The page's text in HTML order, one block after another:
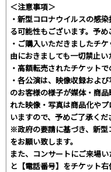
＜注意事項＞
・新型コロナウイルスの感
る可能性もございます。予め
・ご購入いただきましたチ
由におきましても一切禁止い
・高額転売されたチケット
・各公演は、映像収録およ
のお客様の様子が媒体・商
れた映像・写真は商品化や
いますので、予めご了承くだ
※政府の要請に基づき、新型
をお願い致します。
また、コンサートにご来場
と【電話番号】をチケット